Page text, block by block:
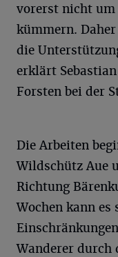
vorerst nicht um
kümmern.
die
erklärt
Forsten bei der
Die Arbeiten
Wildschütz Aue
Richtung
Wochen kann es
Wanderer durch